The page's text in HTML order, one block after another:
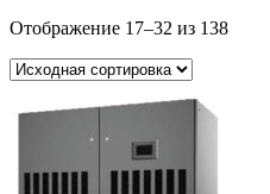
Отображение 17–32 из 138